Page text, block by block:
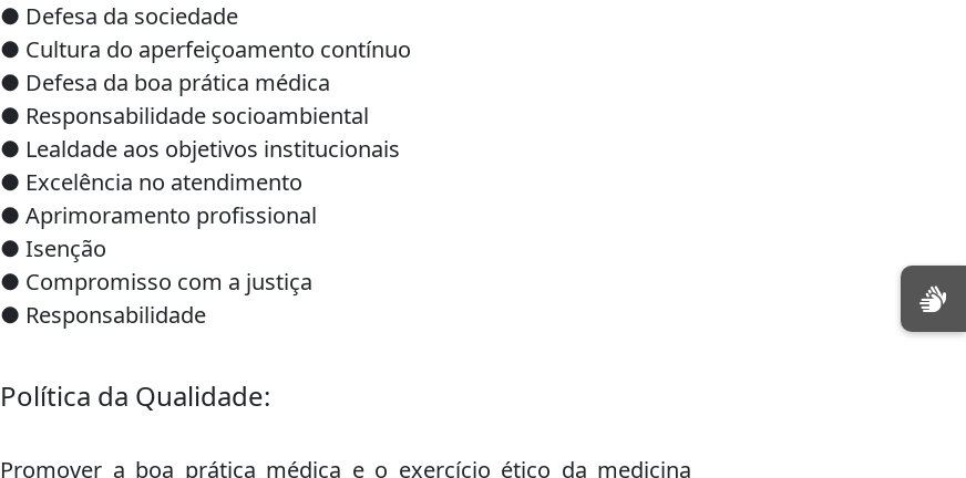
● Defesa da sociedade
● Cultura do aperfeiçoamento contínuo
● Defesa da boa prática médica
● Responsabilidade socioambiental
● Lealdade aos objetivos institucionais
● Excelência no atendimento
● Aprimoramento profissional
● Isenção
● Compromisso com a justiça
● Responsabilidade
Política da Qualidade:
Promover a boa prática médica e o exercício ético da medicina